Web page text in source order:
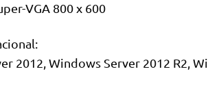
VGA 800 x 600
2012, Windows Server 2012 R2,